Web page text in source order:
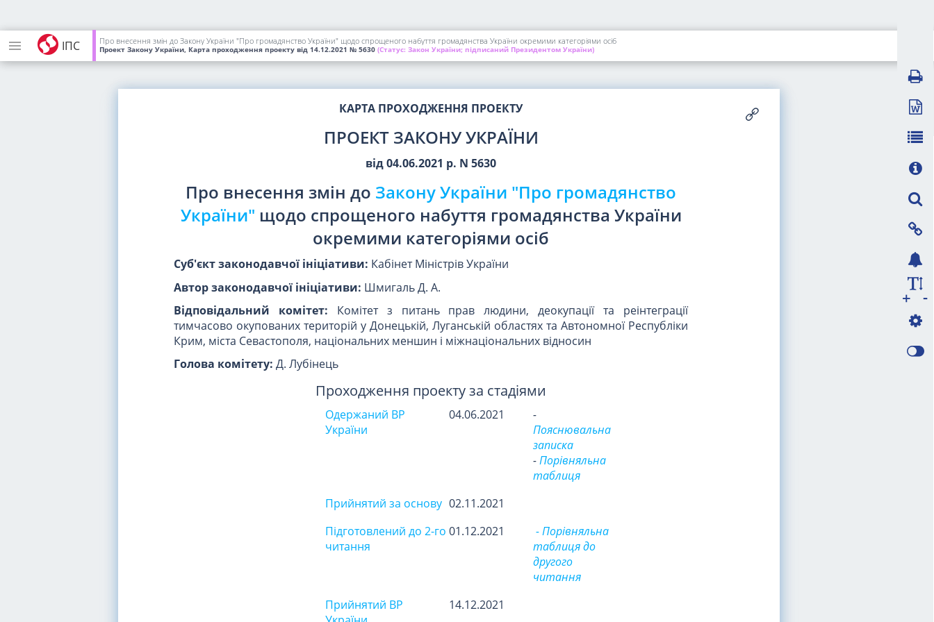
ІПС Про внесення змін до Закону України "Про громадянство України" щодо спрощеного набуття громадянства України окремими категоріями осіб
Проект Закону України, Карта проходження проекту від 14.12.2021 № 5630 (Статус: Закон України; підписаний Президентом України)
КАРТА ПРОХОДЖЕННЯ ПРОЕКТУ
ПРОЕКТ ЗАКОНУ УКРАЇНИ
від 04.06.2021 р. N 5630
Про внесення змін до Закону України "Про громадянство
України" щодо спрощеного набуття громадянства України
окремими категоріями осіб
Суб'єкт законодавчої ініціативи: Кабінет Міністрів України
Автор законодавчої ініціативи: Шмигаль Д. А.
Відповідальний комітет: Комітет з питань прав людини, деокупації та реінтеграції
тимчасово окупованих територій у Донецькій, Луганській областях та Автономної Республіки
Крим, міста Севастополя, національних меншин і міжнаціональних відносин
Голова комітету: Д. Лубінець
Проходження проекту за стадіями
Одержаний ВР
України
04.06.2021
-
Пояснювальна
записка
-Порівняльна
таблиця
Прийнятий за основу 02.11.2021
Підготовлений до 2-го
читання
01.12.2021
- Порівняльна
таблиця до
другого
читання
Прийнятий ВР
14.12.2021
-
+